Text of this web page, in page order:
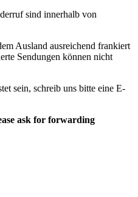
sind innerhalb von
Ausland ausreichend frankiert
Sendungen können nicht
sein, schreib uns bitte eine E-
ask for forwarding